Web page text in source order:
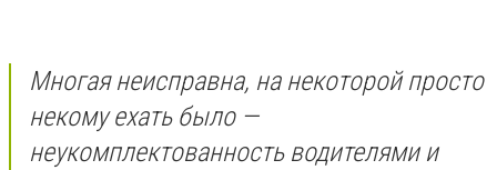
Многая неисправна, на некоторой просто
некому ехать было —
неукомплектованность водителями и